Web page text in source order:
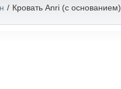
/ Кровать Anri (с основанием)